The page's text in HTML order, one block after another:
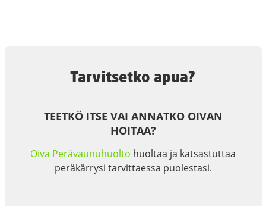
Tarvitsetko apua?
TEETKÖ ITSE VAI ANNATKO OIVAN
HOITAA?
Oiva Perävaunuhuolto huoltaa ja katsastuttaa
peräkärrysi tarvittaessa puolestasi.